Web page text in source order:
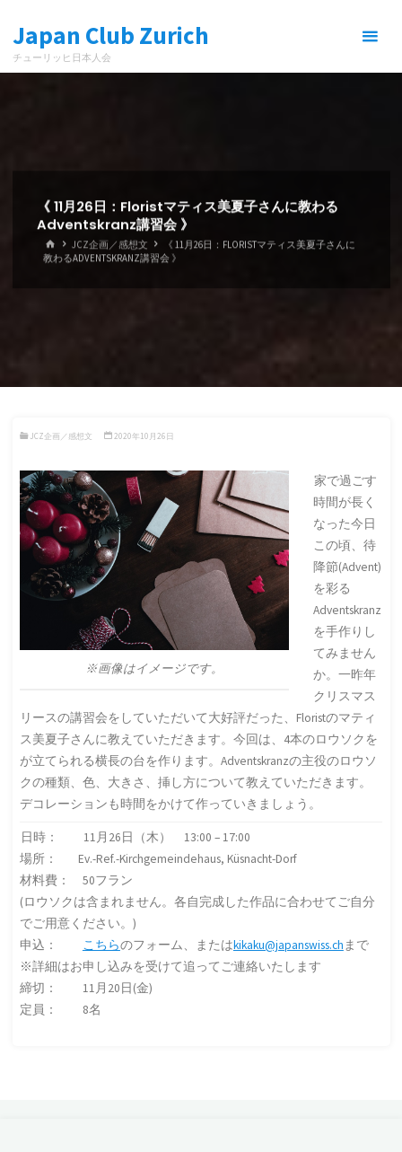
ン
Japan Club Zurich
チューリッヒ日本人会
《 11月26日：Floristマティス美夏子さんに教わる
Adventskranz講習会 》
ホ
ー
JCZ企画／感想文
《 11月26日：FLORISTマティス美夏子さんに
教わるADVENTSKRANZ講習会 》
JCZ企画／感想文 2020年10月26日
※画像はイメージです。
家で過ごす
時間が長く
なった今日
この頃、待
降節(Advent)
を彩る
Adventskranz
を手作りし
てみません
か。一昨年
クリスマス
リースの講習会をしていただいて大好評だった、Floristのマティ
ス美夏子さんに教えていただきます。今回は、4本のロウソクを
が立てられる横長の台を作ります。Adventskranzの主役のロウソ
クの種類、色、大きさ、挿し方について教えていただきます。
デコレーションも時間をかけて作っていきましょう。
日時： 11月26日（木） 13:00 – 17:00
場所： Ev.-Ref.-Kirchgemeindehaus, Küsnacht-Dorf
材料費： 50フラン
(ロウソクは含まれません。各自完成した作品に合わせてご自分
でご用意ください。)
申込： こちらのフォーム、またはkikaku@japanswiss.chまで
※詳細はお申し込みを受けて追ってご連絡いたします
締切： 11月20日(金)
定員： 8名